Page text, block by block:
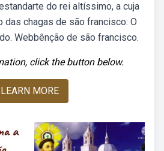
do rei altíssimo, a cuja
das chagas de são francisco: O
Webbênção de são francisco.
click the button below.
LEARN MORE